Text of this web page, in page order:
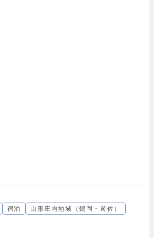
宿泊 山形庄内地域（鶴岡・遊佐）